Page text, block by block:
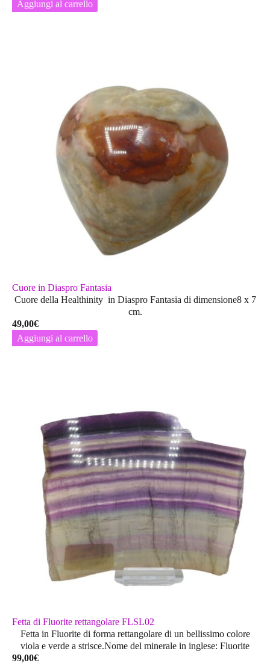
Aggiungi al carrello
Cuore in Diaspro Fantasia
Cuore della Healthinity in Diaspro Fantasia di dimensione8 x 7
cm.
49,00€
Aggiungi al carrello
Fetta di Fluorite rettangolare FLSL02
Fetta in Fluorite di forma rettangolare di un bellissimo colore
viola e verde a strisce.Nome del minerale in inglese: Fluorite
99,00€